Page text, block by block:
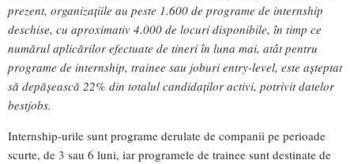
prezent, organizațiile au peste 1.600 de programe de internship
deschise, cu aproximativ 4.000 de locuri disponibile, în timp ce
numărul aplicărilor efectuate de tineri în luna mai, atât pentru
programe de internship, trainee sau joburi entry-level, este așteptat
să depășească 22% din totalul candidaților activi, potrivit datelor
bestjobs.
Internship-urile sunt programe derulate de companii pe perioade
scurte, de 3 sau 6 luni, iar programele de trainee sunt destinate de